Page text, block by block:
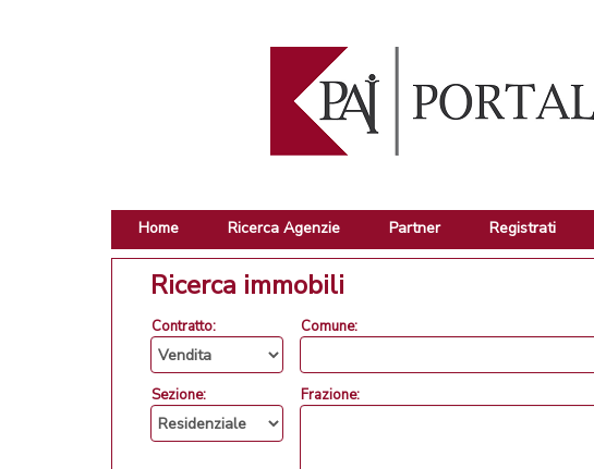
Home Ricerca Agenzie Partner Registrati
Ricerca immobili
Contratto:
Sezione:
Comune:
Frazione: